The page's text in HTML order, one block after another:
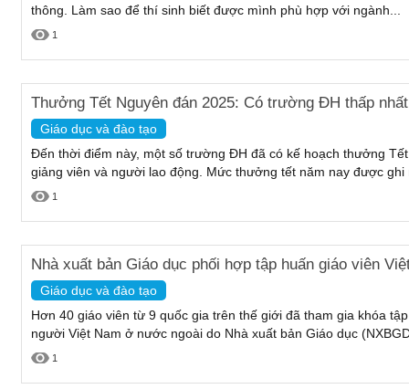
thông. Làm sao để thí sinh biết được mình phù hợp với ngành...
1
Thưởng Tết Nguyên đán 2025: Có trường ĐH thấp
Giáo dục và đào tạo
Đến thời điểm này, một số trường ĐH đã có kế hoạch thưởng
giảng viên và người lao động. Mức thưởng tết năm nay được
1
Nhà xuất bản Giáo dục phối hợp tập huấn giáo viên
Giáo dục và đào tạo
Hơn 40 giáo viên từ 9 quốc gia trên thế giới đã tham gia khóa
người Việt Nam ở nước ngoài do Nhà xuất bản Giáo dục
1